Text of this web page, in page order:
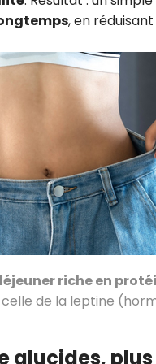
, en
riche en
de la leptine
glucides,